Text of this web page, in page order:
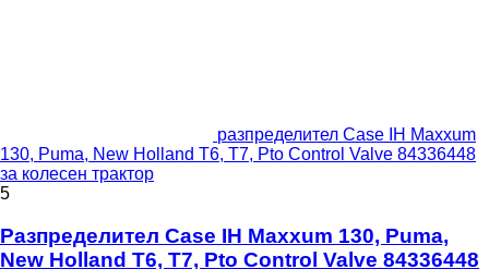
разпределител Case IH Maxxum
130, Puma, New Holland T6, T7, Pto Control Valve 84336448
за колесен трактор
5
Разпределител Case IH Maxxum 130, Puma,
New Holland T6, T7, Pto Control Valve 84336448